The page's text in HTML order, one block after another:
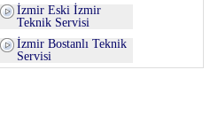
İzmir Eski İzmir
Teknik Servisi
İzmir Bostanlı Teknik
Servisi